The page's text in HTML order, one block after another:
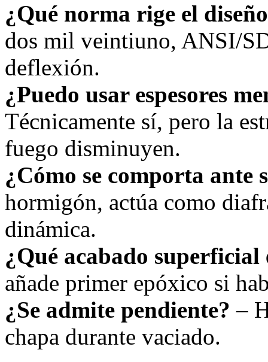
¿Qué norma rige el
dos mil veintiuno, ANSI/
deflexión.
¿Puedo usar espesores
Técnicamente sí, pero la
fuego disminuyen.
¿Cómo se comporta ante
hormigón, actúa como
dinámica.
¿Qué acabado superficial
añade primer epóxico si
¿Se admite pendiente? –
chapa durante vaciado.